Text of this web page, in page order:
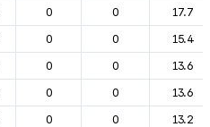
0 0
17.7
0 0
15.4
0 0
13.6
0 0
13.6
0 0
13.2